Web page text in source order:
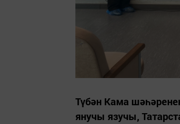
Түбән Кама
янучы язучы,